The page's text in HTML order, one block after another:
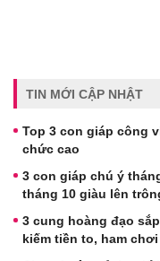
TIN MỚI CẬP NHẬT
Top 3 con giáp công
chức cao
3 con giáp chú ý
tháng 10 giàu lên
3 cung hoàng đạo
kiếm tiền to, ham